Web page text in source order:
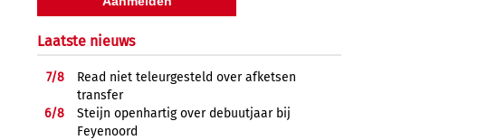
Laatste nieuws
7/8
Read niet teleurgesteld over afketsen
transfer
6/8
Steijn openhartig over debuutjaar bij
Feyenoord